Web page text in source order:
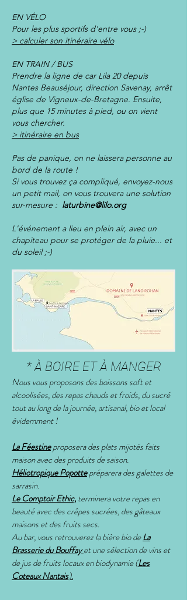
EN VÉLO
Pour les plus sportifs d'entre vous ;-)
> calculer son itinéraire vélo
EN TRAIN / BUS
Prendre la ligne de car Lila 20 depuis
Nantes Beauséjour, direction Savenay, arrêt
église de Vigneux-de-Bretagne. Ensuite,
plus que 15 minutes à pied, ou on vient
vous chercher.
> itinéraire en bus
Pas de panique, on ne laissera personne au
bord de la route !
Si vous trouvez ça compliqué, envoyez-nous
un petit mail, on vous trouvera une solution
sur-mesure : laturbine@lilo.org
L'événement a lieu en plein air, avec un
chapiteau pour se protéger de la pluie... et
du soleil ;-)
* À BOIRE ET À MANGER
Nous vous proposons des boissons soft et
alcoolisées, des repas chauds et froids, du sucré
tout au long de la journée, artisanal, bio et local
évidemment !
La Féestineproposera des plats mijotés faits
maison avec des produits de saison.
Héliotropique Popottepréparera des galettes de
sarrasin.
Le Comptoir Ethic,terminera votre repas en
beauté avec des crêpes sucrées, des gâteaux
maisons et des fruits secs.
Au bar, vous retrouverez la bière bio deLa
Brasserie du Bouffayet une sélection de vins et
de jus de fruits locaux en biodynamie (Les
Coteaux Nantais).